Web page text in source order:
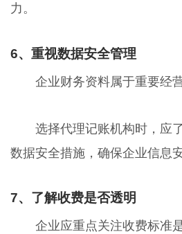
力。
6、重视数据安全管理
企业财务资料属于重要经
选择代理记账机构时，应
数据安全措施，确保企业信息安
7、了解收费是否透明
企业应重点关注收费标准